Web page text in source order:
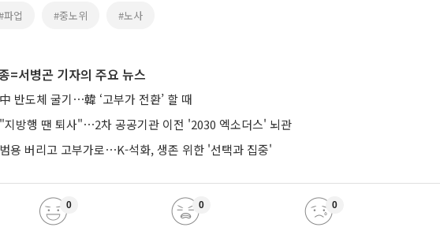
파업 #중노위 #노사
=서병곤 기자의 주요 뉴스
中 반도체 굴기⋯韓 ‘고부가 전환’ 할 때
"지방행 땐 퇴사"⋯2차 공공기관 이전 '2030 엑소더스' 뇌관
범용 버리고 고부가로⋯K-석화, 생존 위한 '선택과 집중'
0 0 0